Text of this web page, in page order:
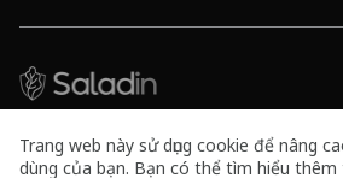
Mã số doanh nghiệp 0316591461
Trang web này sử dụng cookie để nâng
dùng của bạn. Bạn có thể tìm hiểu